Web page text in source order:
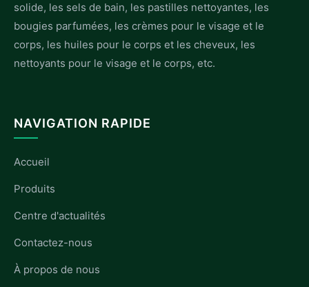
solide, les sels de bain, les pastilles nettoyantes, les
bougies parfumées, les crèmes pour le visage et le
corps, les huiles pour le corps et les cheveux, les
nettoyants pour le visage et le corps, etc.
NAVIGATION RAPIDE
Accueil
Produits
Centre d'actualités
Contactez-nous
À propos de nous